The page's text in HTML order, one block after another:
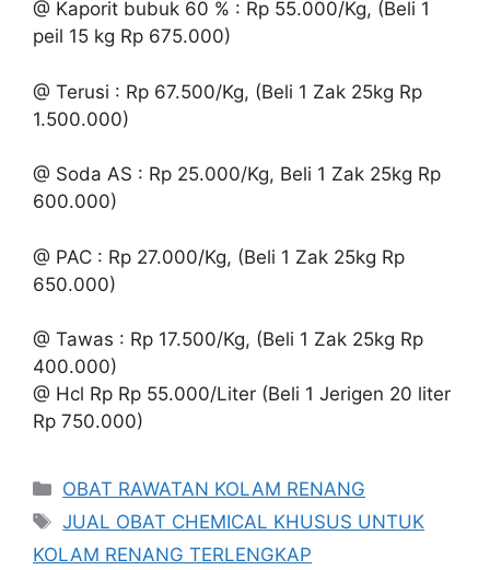
@ Kaporit bubuk 60 % : Rp 55.000/Kg, (Beli 1
peil 15 kg Rp 675.000)
@ Terusi : Rp 67.500/Kg, (Beli 1 Zak 25kg Rp
1.500.000)
@ Soda AS : Rp 25.000/Kg, Beli 1 Zak 25kg Rp
600.000)
@ PAC : Rp 27.000/Kg, (Beli 1 Zak 25kg Rp
650.000)
@ Tawas : Rp 17.500/Kg, (Beli 1 Zak 25kg Rp
400.000)
@ Hcl Rp Rp 55.000/Liter (Beli 1 Jerigen 20 liter
Rp 750.000)
Kategori
OBAT RAWATAN KOLAM RENANG
Tag
JUAL OBAT CHEMICAL KHUSUS UNTUK
KOLAM RENANG TERLENGKAP